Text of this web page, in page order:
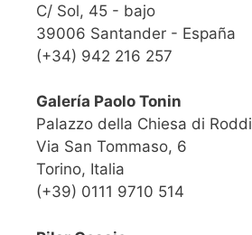
C/ Sol, 45 - bajo
39006 Santander - España
(+34) 942 216 257
Galería Paolo Tonin
Palazzo della Chiesa di Roddi
Via San Tommaso, 6
Torino, Italia
(+39) 0111 9710 514